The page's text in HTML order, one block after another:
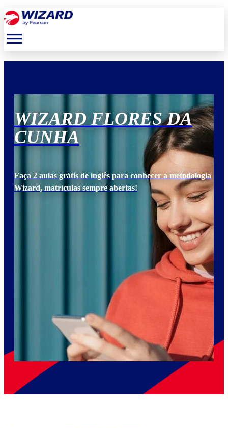
menu
WIZARD FLORES DA
CUNHA
Faça 2 aulas grátis de inglês para conhecer a metodologia
Wizard, matrículas sempre abertas!